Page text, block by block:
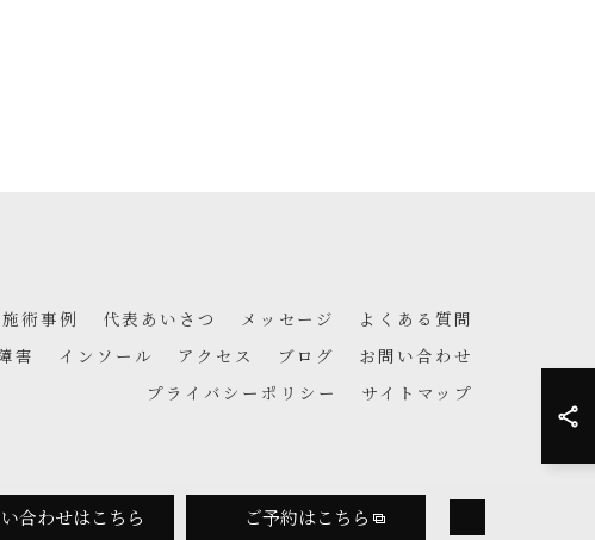
合わせはこちら ご予約はこちら
施術事例 代表あいさつ メッセージ
よくある質問
害 インソール アクセス ブログ
お問い合わせ
プライバシーポリシー
サイトマップ
RESERVED.